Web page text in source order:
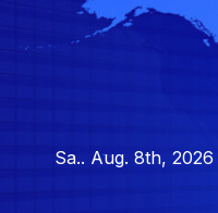
Sa.. Aug. 8th, 2026